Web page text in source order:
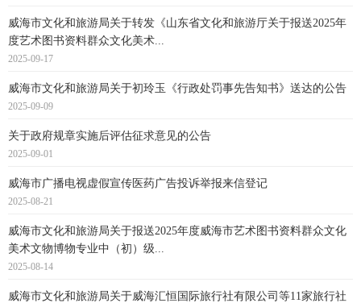
威海市文化和旅游局关于转发《山东省文化和旅游厅关于报送2025年
度艺术图书资料群众文化美术...
2025-09-17
威海市文化和旅游局关于初玲玉《行政处罚事先告知书》送达的公告
2025-09-09
关于政府规章实施后评估征求意见的公告
2025-09-01
威海市广播电视虚假宣传医药广告投诉举报来信登记
2025-08-21
威海市文化和旅游局关于报送2025年度威海市艺术图书资料群众文化
美术文物博物专业中（初）级...
2025-08-14
威海市文化和旅游局关于威海汇恒国际旅行社有限公司等11家旅行社